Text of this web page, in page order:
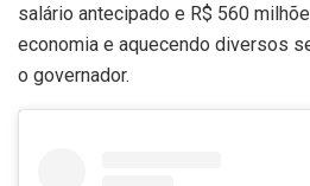
salário antecipado e R$ 560
economia e aquecendo diversos
o governador.